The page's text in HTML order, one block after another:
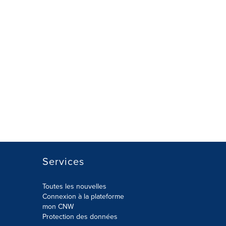
Services
Toutes les nouvelles
Connexion à la plateforme
mon CNW
Protection des données